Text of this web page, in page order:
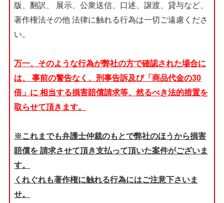
版、翻訳、
展示、公衆送信、口述、譲渡、貸与など、
著作権法その他 法律に触れる行為は一切ご遠慮くださ
い。
万一、そのような行為が弊社の方で確認された場合に
は、
事前の警告なく、刑事告訴及び「商品代金の30
倍」に 相当する損害賠償請求等、然るべき法的措置を
取らせて頂きます。
※これまでも弁護士仲裁のもとで弊社のほうから損害
賠償を 請求させて頂き支払って頂いた案件がございま
す。
くれぐれも著作権に触れる行為にはご注意下さいま
せ。